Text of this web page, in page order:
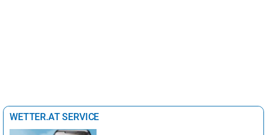
WETTER.AT SERVICE